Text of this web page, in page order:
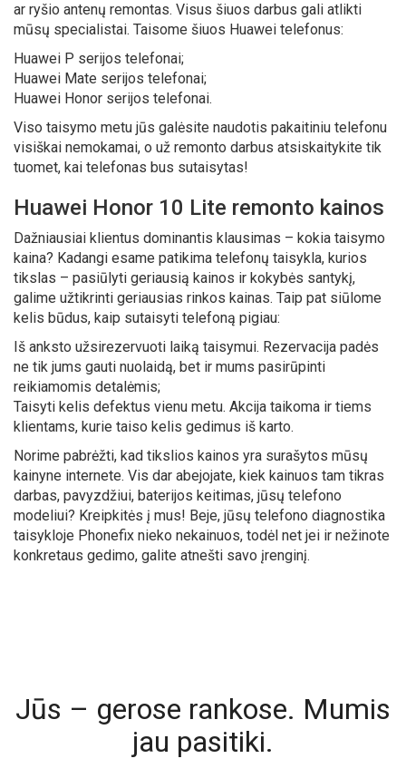
ar ryšio antenų remontas. Visus šiuos darbus gali atlikti
mūsų specialistai. Taisome šiuos Huawei telefonus:
Huawei P serijos telefonai;
Huawei Mate serijos telefonai;
Huawei Honor serijos telefonai.
Viso taisymo metu jūs galėsite naudotis pakaitiniu telefonu
visiškai nemokamai, o už remonto darbus atsiskaitykite tik
tuomet, kai telefonas bus sutaisytas!
Huawei Honor 10 Lite remonto kainos
Dažniausiai klientus dominantis klausimas – kokia taisymo
kaina? Kadangi esame patikima telefonų taisykla, kurios
tikslas – pasiūlyti geriausią kainos ir kokybės santykį,
galime užtikrinti geriausias rinkos kainas. Taip pat siūlome
kelis būdus, kaip sutaisyti telefoną pigiau:
Iš anksto užsirezervuoti laiką taisymui. Rezervacija padės
ne tik jums gauti nuolaidą, bet ir mums pasirūpinti
reikiamomis detalėmis;
Taisyti kelis defektus vienu metu. Akcija taikoma ir tiems
klientams, kurie taiso kelis gedimus iš karto.
Norime pabrėžti, kad tikslios kainos yra surašytos mūsų
kainyne internete. Vis dar abejojate, kiek kainuos tam tikras
darbas, pavyzdžiui, baterijos keitimas, jūsų telefono
modeliui? Kreipkitės į mus! Beje, jūsų telefono diagnostika
taisykloje Phonefix nieko nekainuos, todėl net jei ir nežinote
konkretaus gedimo, galite atnešti savo įrenginį.
Jūs – gerose rankose. Mumis
jau pasitiki.